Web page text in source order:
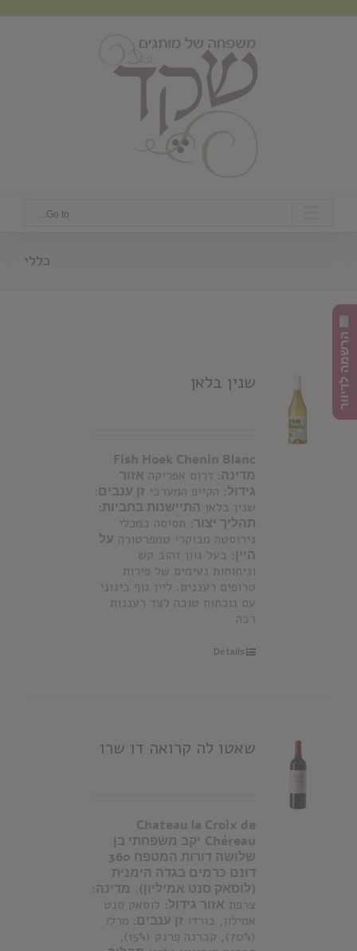
Go to...
כללי
שנין בלאן
Fish Hoek Chenin Blanc
מדינה: דרום אפריקה אזור
גידול: הקייפ המערבי זן ענבים:
שנין בלאן התיישנות בחביות:
תהליך יצור: תסיסה במכלי
נירוסטה מבוקרי טמפרטורה על
היין: בעל גוון זהוב קש
וניחוחות נעימים של פירות
טרופים רעננים. ליין גוף בינוני
עם נוכחות טובה לצד רעננות
רבה
Details
שאטו לה קרואה דו שרו
Chateau la Croix de
Chéreau יקב משפחתי בן
שלושה דורות המטפח 360
דונם כרמים בגדה הימנית
(לוסאק סנט אמיליון). מדינה:
צרפת אזור גידול: לוסאק סנט
אמילון, בורדו זן ענבים: מרלו
(70%), קברנה פרנק (15%),
הרשמה לדיוור